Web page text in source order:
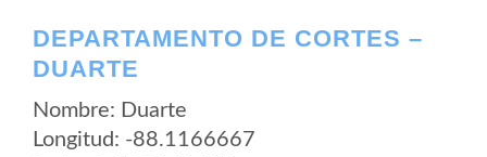
DEPARTAMENTO DE CORTES –
DUARTE
Nombre: Duarte
Longitud: -88.1166667